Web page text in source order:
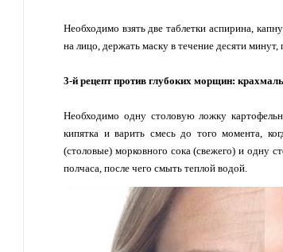
Необходимо взять две таблетки аспирина,
на лицо, держать маску в течение десяти
3-й рецепт против глубоких морщин:
Необходимо одну столовую ложку
кипятка и варить смесь до того момента,
(столовые) морковного сока (свежего) и одну
полчаса, после чего смыть теплой водой.